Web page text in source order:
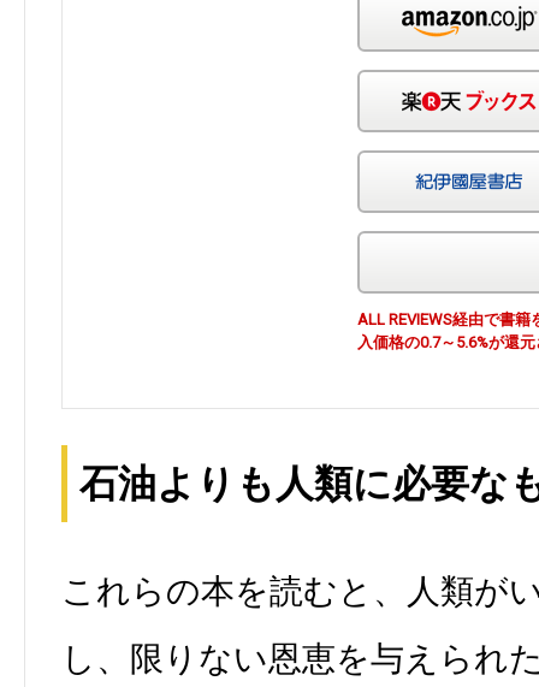
ALL REVIEWS経由で書
入価格の0.7～5.6%が還
石油よりも人類に必要な
これらの本を読むと、人類が
し、限りない恩恵を与えられ